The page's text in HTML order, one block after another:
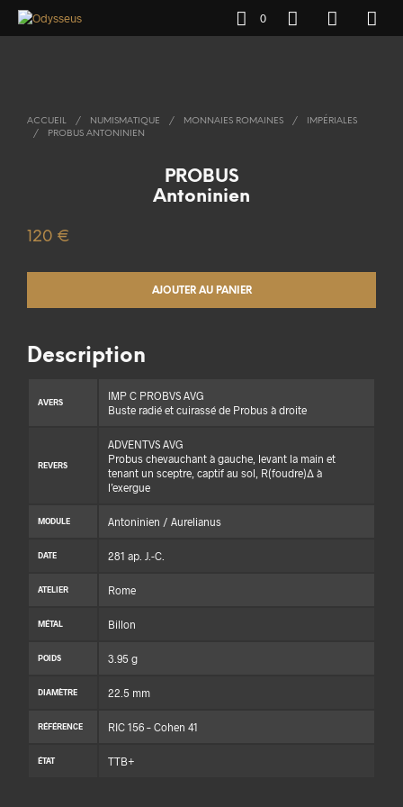
0
ACCUEIL / NUMISMATIQUE / MONNAIES ROMAINES /
IMPÉRIALES
/
PROBUS ANTONINIEN
PROBUS
Antoninien
120 €
AJOUTER AU PANIER
Description
AVERS
IMP C PROBVS AVG
Buste radié et cuirassé de Probus à droite
REVERS
ADVENTVS AVG
Probus chevauchant à gauche, levant la main et
tenant un sceptre, captif au sol, R(foudre)Δ à
l’exergue
MODULE Antoninien / Aurelianus
DATE 281 ap. J.-C.
ATELIER Rome
MÉTAL Billon
POIDS 3.95 g
DIAMÈTRE 22.5 mm
RÉFÉRENCE RIC 156 – Cohen 41
ÉTAT TTB+